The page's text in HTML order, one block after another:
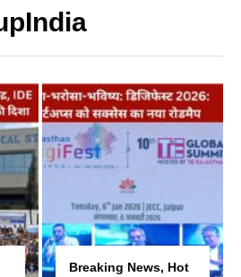
Breaking News, Hot